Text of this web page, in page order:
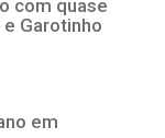
com quase
Garotinho
em